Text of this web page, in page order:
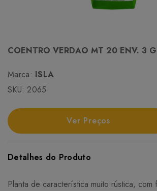
COENTRO VERDAO MT 20 ENV. 3
Marca: ISLA
SKU: 2065
Ver Preços
Detalhes do Produto
Planta de característica muito rústica, com